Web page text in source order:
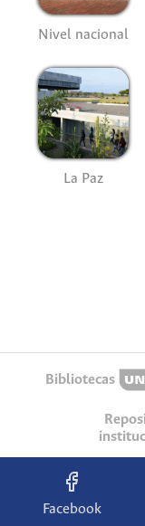
Nivel nacional
La Paz
Bibliotecas
Facebook